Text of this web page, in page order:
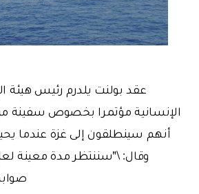
عقد بولنت يلدرم رئيس هيئة
الإنسانية مؤتمرا بخصوص سفينة
أنهم سينطلقون إلى غزة عندما
وقال: \"سننتظر مدة معينة